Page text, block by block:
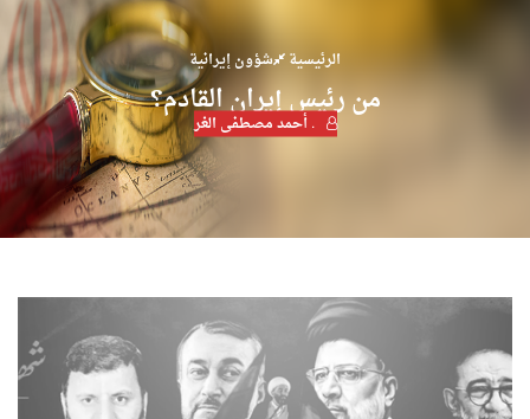
الرئيسية شؤون إيرانية
من رئيس إيران القادم؟
. أحمد مصطفى الغر